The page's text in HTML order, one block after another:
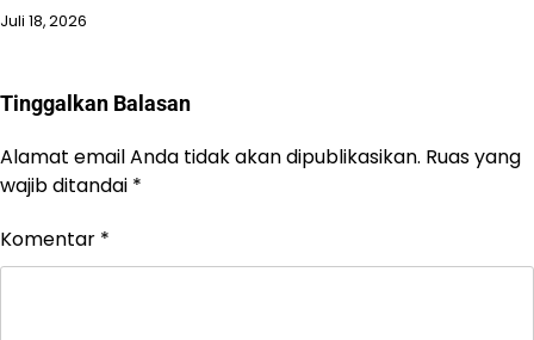
Juli 18, 2026
Tinggalkan Balasan
Alamat email Anda tidak akan dipublikasikan. Ruas yang
wajib ditandai *
Komentar *